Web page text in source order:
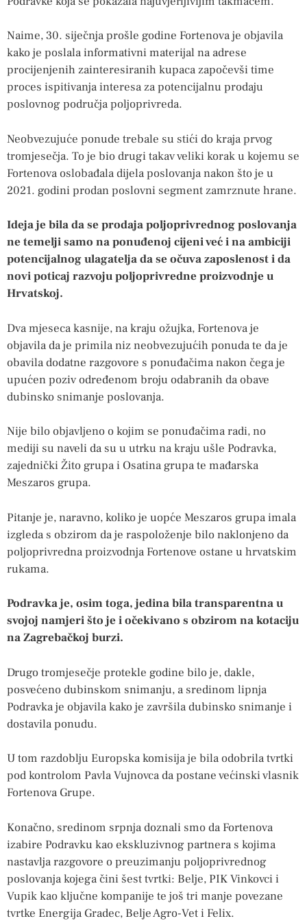
Naime, 30. siječnja prošle godine Fortenova je objavila
kako je poslala informativni materijal na adrese
procijenjenih zainteresiranih kupaca započevši time
proces ispitivanja interesa za potencijalnu prodaju
poslovnog područja poljoprivreda.
Neobvezujuće ponude trebale su stići do kraja prvog
tromjesečja. To je bio drugi takav veliki korak u kojemu se
Fortenova oslobađala dijela poslovanja nakon što je u
2021. godini prodan poslovni segment zamrznute hrane.
Ideja je bila da se prodaja poljoprivrednog poslovanja
ne temelji samo na ponuđenoj cijeni već i na ambiciji
potencijalnog ulagatelja da se očuva zaposlenost i da
novi poticaj razvoju poljoprivredne proizvodnje u
Hrvatskoj.
Dva mjeseca kasnije, na kraju ožujka, Fortenova je
objavila da je primila niz neobvezujućih ponuda te da je
obavila dodatne razgovore s ponuđačima nakon čega je
upućen poziv određenom broju odabranih da obave
dubinsko snimanje poslovanja.
Nije bilo objavljeno o kojim se ponuđačima radi, no
mediji su naveli da su u utrku na kraju ušle Podravka,
zajednički Žito grupa i Osatina grupa te mađarska
Meszaros grupa.
Pitanje je, naravno, koliko je uopće Meszaros grupa imala
izgleda s obzirom da je raspoloženje bilo naklonjeno da
poljoprivredna proizvodnja Fortenove ostane u hrvatskim
rukama.
Podravka je, osim toga, jedina bila transparentna u
svojoj namjeri što je i očekivano s obzirom na kotaciju
na Zagrebačkoj burzi.
Drugo tromjesečje protekle godine bilo je, dakle,
posvećeno dubinskom snimanju, a sredinom lipnja
Podravka je objavila kako je završila dubinsko snimanje i
dostavila ponudu.
U tom razdoblju Europska komisija je bila odobrila tvrtki
pod kontrolom Pavla Vujnovca da postane većinski vlasnik
Fortenova Grupe.
Konačno, sredinom srpnja doznali smo da Fortenova
izabire Podravku kao ekskluzivnog partnera s kojima
nastavlja razgovore o preuzimanju poljoprivrednog
poslovanja kojega čini šest tvrtki: Belje, PIK Vinkovci i
Vupik kao ključne kompanije te još tri manje povezane
tvrtke Energija Gradec, Belje Agro-Vet i Felix.